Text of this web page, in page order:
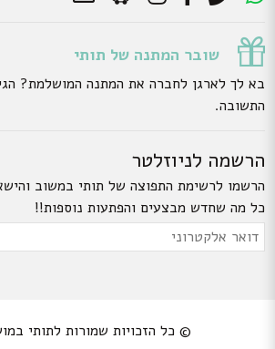
שובר המתנה של תותי
בא לך לארגן לחברה את המתנה המושלמת?
התשובה.
הרשמה לניוזלטר
הרשמו לרשימת התפוצה של תותי במשוב
כל מה שחדש מבצעים והפתעות נוספות!!
Please leave this field empty.
דואר
© כל הזכויות שמורות לתותי במושב